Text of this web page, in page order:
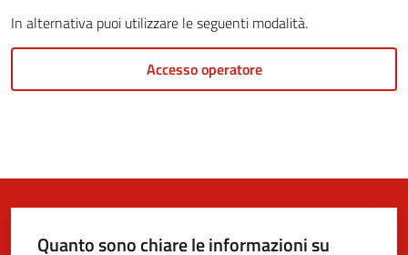
line
Tutti
In alternativa puoi utilizzare le seguenti modalità.
Accesso operatore
Quanto sono chiare le informazioni su